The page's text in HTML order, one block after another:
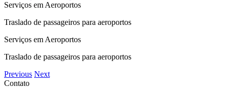
Serviços em Aeroportos
Traslado de passageiros para aeroportos
Serviços em Aeroportos
Traslado de passageiros para aeroportos
Previous Next
Contato